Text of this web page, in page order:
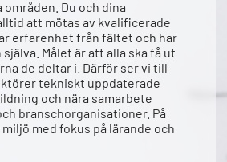
Du och dina
att mötas av kvalificerade
erfarenhet från fältet och har
Målet är att alla ska få ut
de deltar i. Därför ser vi till
tekniskt uppdaterade
och nära samarbete
branschorganisationer. På
med fokus på lärande och